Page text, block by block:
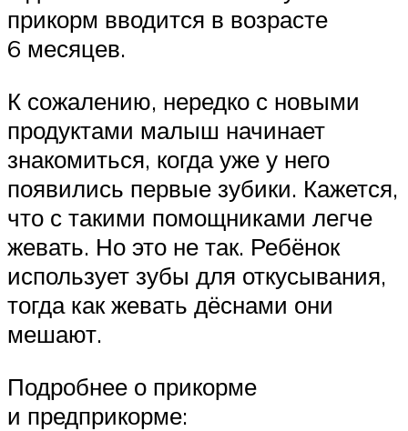
прикорм вводится в возрасте
6 месяцев.
К сожалению, нередко с новыми
продуктами малыш начинает
знакомиться, когда уже у него
появились первые зубики. Кажется,
что с такими помощниками легче
жевать. Но это не так. Ребёнок
использует зубы для откусывания,
тогда как жевать дёснами они
мешают.
Подробнее о прикорме
и предприкорме: